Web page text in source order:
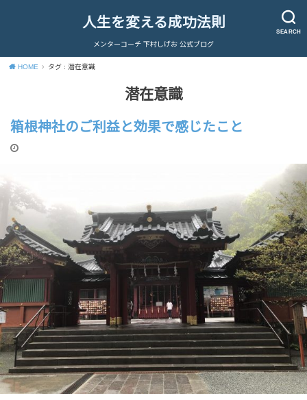
SEARCH
人生を変える成功法則
メンターコーチ 下村しげお 公式ブログ
HOME タグ : 潜在意識
潜在意識
箱根神社のご利益と効果で感じたこと